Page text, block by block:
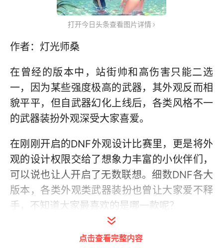
打开今日头条查看图片详情
作者：灯光师桑
在曾经的版本中，站街帅和高伤害只能二选
一，因为某些强度极高的武器，其外观反而相
貌平平，但自武器幻化上线后，各类风格不一
的武器装扮外观深受大家喜爱。
在刚刚开启的DNF外观设计比赛里，更是将外
观的设计权限交给了想象力丰富的小伙伴们，
可以说也让人开启了无数联想。细数DNF各大
版本，各类外观类武器装扮也曾让大家爱不释
手，不知道大家最喜欢的是哪一款呢？
点击查看完整内容